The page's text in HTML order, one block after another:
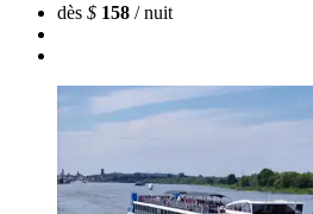
dès $ 158 / nuit